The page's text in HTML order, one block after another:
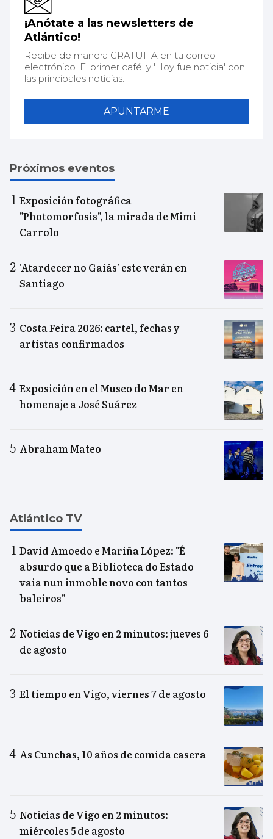
¡Anótate a las newsletters de
Atlántico!
Recibe de manera GRATUITA en tu correo
electrónico 'El primer café' y 'Hoy fue noticia' con
las principales noticias.
APUNTARME
Próximos eventos
Exposición fotográfica
"Photomorfosis", la mirada de Mimi
Carrolo
‘Atardecer no Gaiás’ este verán en
Santiago
Costa Feira 2026: cartel, fechas y
artistas confirmados
Exposición en el Museo do Mar en
homenaje a José Suárez
Abraham Mateo
Atlántico TV
David Amoedo e Mariña López: "É
absurdo que a Biblioteca do Estado
vaia nun inmoble novo con tantos
baleiros"
Noticias de Vigo en 2 minutos: jueves 6
de agosto
El tiempo en Vigo, viernes 7 de agosto
As Cunchas, 10 años de comida casera
Noticias de Vigo en 2 minutos:
miércoles 5 de agosto